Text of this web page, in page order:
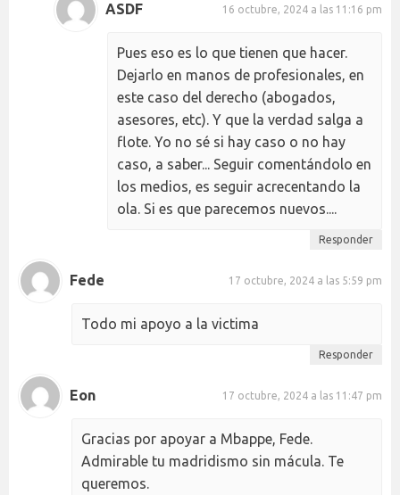
ASDF 16 octubre, 2024 a las 11:16 pm
Pues eso es lo que tienen que hacer.
Dejarlo en manos de profesionales, en
este caso del derecho (abogados,
asesores, etc). Y que la verdad salga a
flote. Yo no sé si hay caso o no hay
caso, a saber... Seguir comentándolo en
los medios, es seguir acrecentando la
ola. Si es que parecemos nuevos....
Responder
Fede 17 octubre, 2024 a las 5:59 pm
Todo mi apoyo a la victima
Responder
Eon 17 octubre, 2024 a las 11:47 pm
Gracias por apoyar a Mbappe, Fede.
Admirable tu madridismo sin mácula. Te
queremos.